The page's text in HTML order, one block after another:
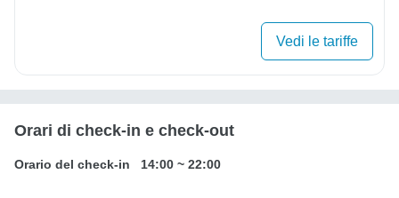
Vedi le tariffe
Orari di check-in e check-out
Orario del check-in 14:00 ~ 22:00